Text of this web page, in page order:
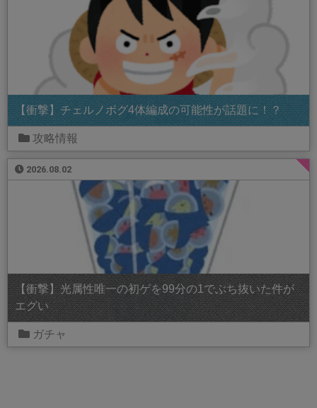
【衝撃】チェルノボグ4体編成の可能性が話題に！？
攻略情報
2026.08.02
【衝撃】光属性唯一の初ゲを99分の1でぶち抜いた件が
エグい
ガチャ